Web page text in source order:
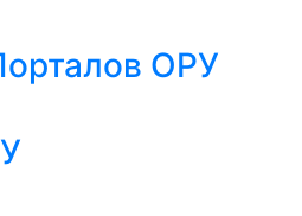
ОРУ